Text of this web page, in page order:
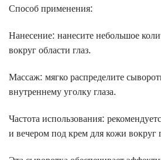
Способ применения:
Нанесение: нанесите небольшое
вокруг области глаз.
Массаж: мягко распределите
внутреннему уголку глаза.
Частота использования:
и вечером под крем для кожи вокруг